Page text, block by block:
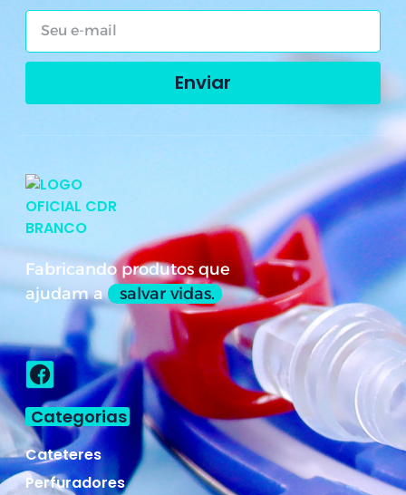
Enviar
Fabricando produtos que
ajudam a salvar vidas.
Categorias
Cateteres
Perfuradores